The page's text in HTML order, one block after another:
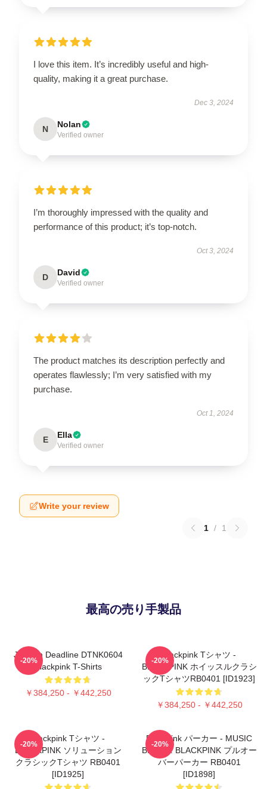
I love this item. It’s incredibly useful and high-
quality, making it a great purchase.
Dec 3, 2024
N Nolan
Verified owner
I’m thoroughly impressed with the quality and
performance of this product; it’s top-notch.
Oct 3, 2024
D David
Verified owner
The product matches its description perfectly and
operates flawlessly; I’m very satisfied with my
purchase.
Oct 1, 2024
E Ella
Verified owner
Write your review
1 / 1
最高の売り手製品
Jisoo In Deadline DTNK0604
Blackpink T-Shirts
￥384,250 - ￥442,250
-20%
Blackpink Tシャツ -
BLACKPINK ホイッスルクラシ
ックTシャツRB0401 [ID1923]
￥384,250 - ￥442,250
-20%
Blackpink Tシャツ -
BLACKPINK ソリューション
クラシックTシャツ RB0401
[ID1925]
-20%
Blackpink パーカー - MUSIC
BLINK :: BLACKPINK プルオー
バーパーカー RB0401
[ID1898]
-20%